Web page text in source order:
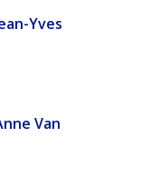
Yves
Van